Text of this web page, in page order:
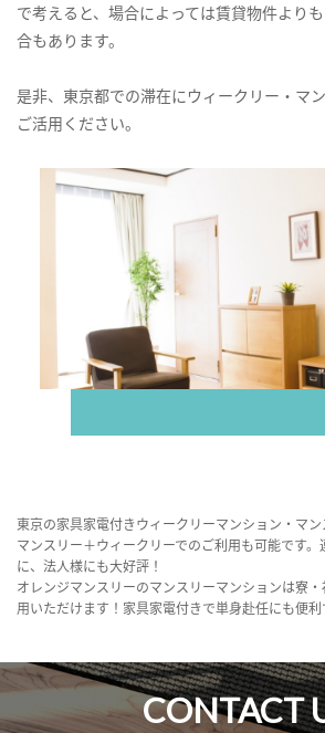
で考えると、場合によっては賃貸物件より
合もあります。
是非、東京都での滞在にウィークリー・マ
ご活用ください。
東京の家具家電付きウィークリーマンション・マン
マンスリー＋ウィークリーでのご利用も可能です
に、法人様にも大好評！
オレンジマンスリーのマンスリーマンションは寮
用いただけます！家具家電付きで単身赴任にも便利
CONTACT